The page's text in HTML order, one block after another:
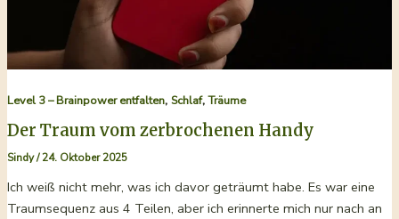
Level 3 – Brainpower entfalten, Schlaf,Träume
Der Traum vom zerbrochenen Handy
Sindy/24. Oktober 2025
Ich weiß nicht mehr, was ich davor geträumt habe. Es war eine
Traumsequenz aus 4 Teilen, aber ich erinnerte mich nur nach an